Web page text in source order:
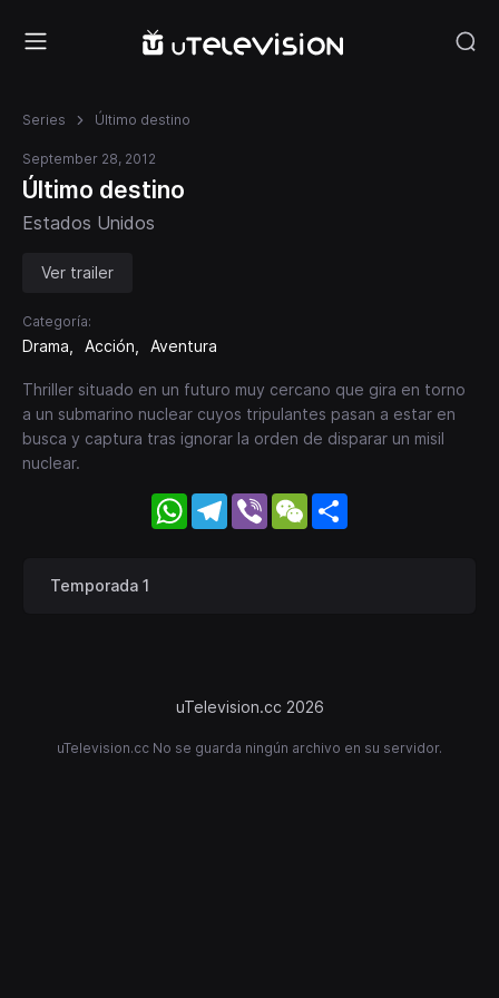
Series Último destino
September 28, 2012
Último destino
Estados Unidos
Ver trailer
Categoría:
Drama Acción Aventura
Thriller situado en un futuro muy cercano que gira en torno
a un submarino nuclear cuyos tripulantes pasan a estar en
busca y captura tras ignorar la orden de disparar un misil
nuclear.
WhatsApp
Telegram
Viber WeChat
Temporada 1
uTelevision.cc 2026
uTelevision.cc No se guarda ningún archivo en su servidor.